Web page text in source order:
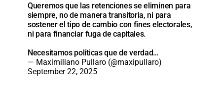
Queremos que las retenciones se eliminen para
siempre, no de manera transitoria, ni para
sostener el tipo de cambio con fines electorales,
ni para financiar fuga de capitales.
Necesitamos políticas que de verdad…
— Maximiliano Pullaro (@maxipullaro)
September 22, 2025